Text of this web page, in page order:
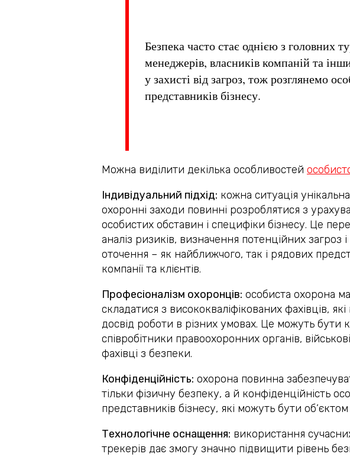
Безпека часто стає однією з головних
менеджерів, власників компаній та
у захисті від загроз, тож розглянемо
представників бізнесу.
Можна виділити декілька особливостей
Індивідуальний підхід: кожна ситуація
охоронні заходи повинні розроблятися з
особистих обставин і специфіки бізнесу. Це
аналіз ризиків, визначення потенційних загроз і
оточення – як найближчого, так і рядових
компанії та клієнтів.
Професіоналізм охоронців: особиста охорона
складатися з висококваліфікованих фахівців,
досвід роботи в різних умовах. Це можуть бути
співробітники правоохоронних органів,
фахівці з безпеки.
Конфіденційність: охорона повинна
тільки фізичну безпеку, а й конфіденційність
представників бізнесу, які можуть бути
Технологічне оснащення: використання
трекерів дає змогу значно підвищити рівень